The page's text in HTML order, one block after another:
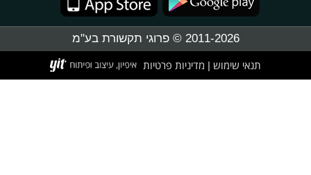
2011-2026 © פרוגי תקשורת בע"מ
תנאי שימוש | מדיניות פרטיות